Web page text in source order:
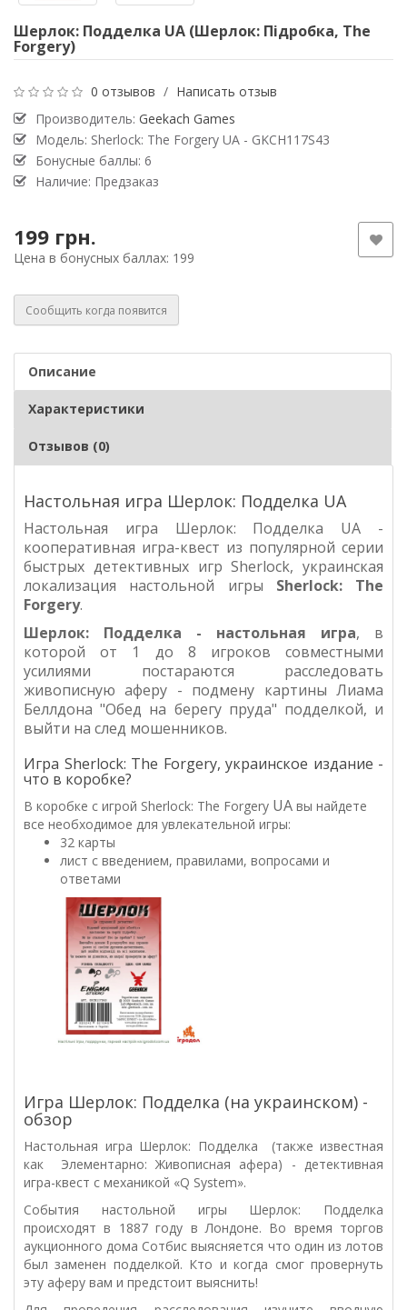
Шерлок: Подделка UA (Шерлок: Підробка, The
Forgery)
0 отзывов / Написать отзыв
Производитель: Geekach Games
Модель: Sherlock: The Forgery UA - GKCH117S43
Бонусные баллы: 6
Наличие: Предзаказ
199 грн.
Цена в бонусных баллах: 199
Сообщить когда появится
Описание
Характеристики
Отзывов (0)
Настольная игра Шерлок: Подделка UA
Настольная игра Шерлок: Подделка UA -
кооперативная игра-квест из популярной серии
быстрых детективных игр Sherlock, украинская
локализация настольной игры Sherlock: The
Forgery.
Шерлок: Подделка - настольная игра, в
которой от 1 до 8 игроков совместными
усилиями постараются расследовать
живописную аферу - подмену картины Лиама
Беллдона "Обед на берегу пруда" подделкой, и
выйти на след мошенников.
Игра Sherlock: The Forgery, украинское издание -
что в коробке?
В коробке с игрой Sherlock: The Forgery UA вы найдете
все необходимое для увлекательной игры:
32 карты
лист с введением, правилами, вопросами и
ответами
Игра Шерлок: Подделка (на украинском) -
обзор
Настольная игра Шерлок: Подделка (также известная
как Элементарно: Живописная афера) - детективная
игра-квест с механикой «Q System».
События настольной игры Шерлок: Подделка
происходят в 1887 году в Лондоне. Во время торгов
аукционного дома Сотбис выясняется что один из лотов
был заменен подделкой. Кто и когда смог провернуть
эту аферу вам и предстоит выяснить!